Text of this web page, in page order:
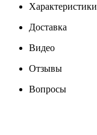
Характеристики
Доставка
Видео
Отзывы
Вопросы